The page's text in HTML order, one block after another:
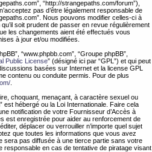
“http://strangepaths.com/forum”),
pas d’être légalement responsable de
Nous pouvons modifier celles-ci à
soit prudent de passer en revue régulièrement
les changements aient été effectués vous
à jour et/ou modifiées.
“www.phpbb.com”, “Groupe phpBB”,
Public License” (désigné ici par “GPL”) et qui peut
basées sur Internet et la license GPL
contenu ou conduite permis. Pour de plus
choquant, menaçant, à caractère sexuel ou
hébergé ou la Loi Internationale. Faire cela
notification de votre Fournisseur d’Accès à
est enregistrée pour aider au renforcement de
déplacer ou verrouiller n’importe quel sujet
que toutes les informations que vous avez
sera pas diffusée à une tierce partie sans votre
responsable en cas de tentative de piratage visant